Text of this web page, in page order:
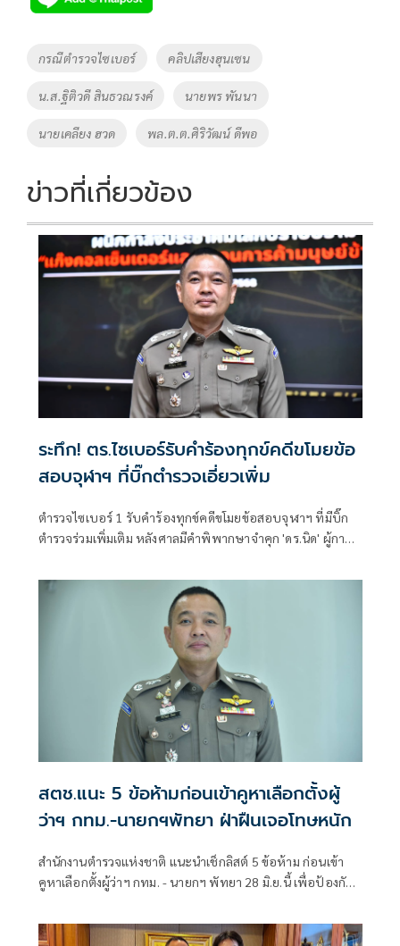
b
o
o
k
er y
Li
k
Tags
กรณีตำรวจไซเบอร์ คลิปเสียงฮุนเซน
น.ส.ฐิติวดี สินธวณรงค์ นายพร พันนา
นายเคลียง ฮวด พล.ต.ต.ศิริวัฒน์ ดีพอ
ข่าวที่เกี่ยวข้อง
ระทึก! ตร.ไซเบอร์รับคำร้องทุกข์คดีขโมยข้อ
สอบจุฬาฯ ที่บิ๊กตำรวจเอี่ยวเพิ่ม
ตำรวจไซเบอร์ 1 รับคำร้องทุกข์คดีขโมยข้อสอบจุฬาฯ ที่มีบิ๊ก
ตำรวจร่วมเพิ่มเติม หลังศาลมีคำพิพากษาจำคุก 'ดร.นิด' ผู้การ
สตช.แนะ 5 ข้อห้ามก่อนเข้าคูหาเลือกตั้งผู้
ว่าฯ กทม.-นายกฯพัทยา ฝ่าฝืนเจอโทษหนัก
สำนักงานตำรวจแห่งชาติ แนะนำเช็กลิสต์ 5 ข้อห้าม ก่อนเข้า
คูหาเลือกตั้งผู้ว่าฯ กทม. - นายกฯ พัทยา 28 มิ.ย.นี้ เพื่อป้องกัน